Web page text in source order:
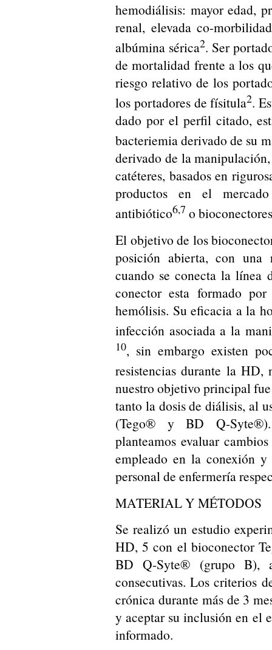
hemodiálisis: mayor edad,
renal, elevada co-
albúmina sérica2. Ser
de mortalidad frente a los
riesgo relativo de los
los portadores de físitula2.
dado por el perfil citado,
bacteriemia derivado de su
derivado de la
catéteres, basados en
productos en el
antibiótico6,7 o
El objetivo de los
posición abierta, con una
cuando se conecta la línea
conector esta formado
hemólisis. Su eficacia a la
infección asociada a la
10, sin embargo existen
resistencias durante la HD,
nuestro objetivo principal
tanto la dosis de diálisis, al
(Tego® y BD Q-Syte®).
planteamos evaluar
empleado en la conexión
personal de enfermería
MATERIAL Y MÉTODOS
Se realizó un estudio
HD, 5 con el bioconector
BD Q-Syte® (grupo B),
consecutivas. Los criterios
crónica durante más de 3
y aceptar su inclusión en el
informado.